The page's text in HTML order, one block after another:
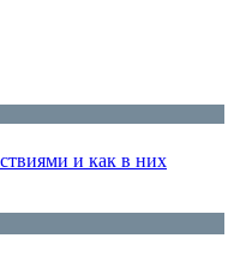
и как в них